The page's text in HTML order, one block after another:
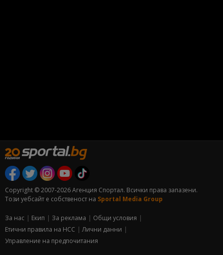
Copyright © 2007-2026 Агенция Спортал. Всички права запазени.
Този уебсайт е собственост на Sportal Media Group
За нас Екип За рекламa
Общи условия
Етични правила на НСС
Лични данни
Управление на предпочитания